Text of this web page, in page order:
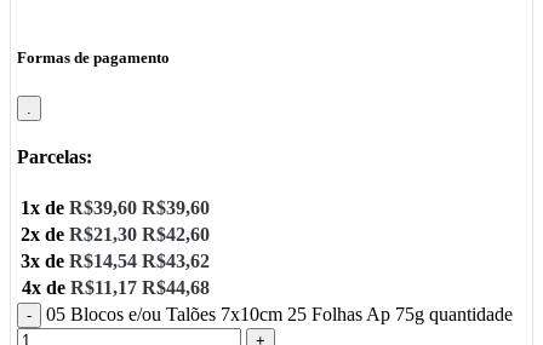
Formas de pagamento
Parcelas:
1x de R$39,60 R$39,60
2x de R$21,30 R$42,60
3x de R$14,54 R$43,62
4x de R$11,17 R$44,68
05 Blocos e/ou Talões 7x10cm 25 Folhas Ap 75g quantidade